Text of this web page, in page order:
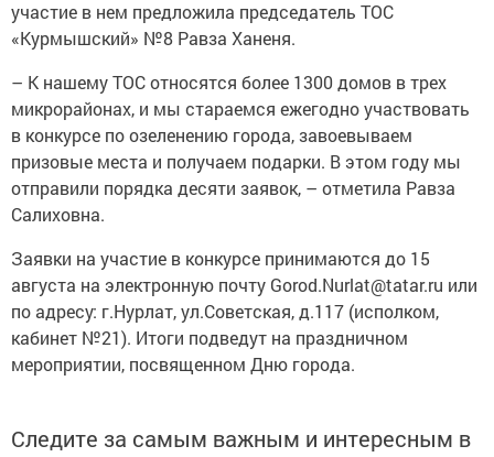
участие в нем предложила председатель ТОС
«Курмышский» №8 Равза Ханеня.
– К нашему ТОС относятся более 1300 домов в трех
микрорайонах, и мы стараемся ежегодно участвовать
в конкурсе по озеленению города, завоевываем
призовые места и получаем подарки. В этом году мы
отправили порядка десяти заявок, – отметила Равза
Салиховна.
Заявки на участие в конкурсе принимаются до 15
августа на электронную почту Gorod.Nurlat@tatar.ru или
по адресу: г.Нурлат, ул.Советская, д.117 (исполком,
кабинет №21). Итоги подведут на праздничном
мероприятии, посвященном Дню города.
Следите за самым важным и интересным в